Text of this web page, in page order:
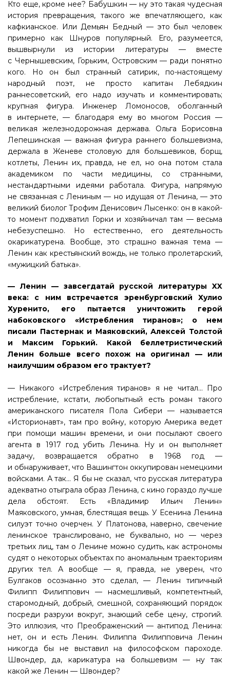
Кто еще, кроме нее? Бабушкин — ну это такая чудесная
история превращения, такого же впечатляющего, как
кафкианское. Или Демьян Бедный — это был человек
примерно как Шнуров популярный. Его, разумеется,
вышвырнули из истории литературы — вместе
с Чернышевским, Горьким, Островским — ради понятно
кого. Но он был странный сатирик, по-настоящему
народный поэт, не просто капитан Лебядкин
раннесоветский, его надо изучать и комментировать;
крупная фигура. Инженер Ломоносов, оболганный
в интернете, — благодаря ему во многом Россия —
великая железнодорожная держава. Ольга Борисовна
Лепешинская — важная фигура раннего большевизма,
держала в Женеве столовую для большевиков, борщ,
котлеты, Ленин их, правда, не ел, но она потом стала
академиком по части медицины, со странными,
нестандартными идеями работала. Фигура, напрямую
не связанная с Лениным — но идущая от Ленина, — это
великий биолог Трофим Денисович Лысенко: он в какой-
то момент подхватил Горки и хозяйничал там — весьма
небезуспешно. Но естественно, его деятельность
окарикатурена. Вообще, это страшно важная тема —
Ленин как крестьянский вождь, не только пролетарский,
«мужицкий батька».
— Ленин — завсегдатай русской литературы XX
века: с ним встречается эренбурговский Хулио
Хуренито, его пытается уничтожить герой
набоковского «Истребления тиранов»; о нем
писали Пастернак и Маяковский, Алексей Толстой
и Максим Горький. Какой беллетристический
Ленин больше всего похож на оригинал — или
наилучшим образом его трактует?
— Никакого «Истребления тиранов» я не читал… Про
истребление, кстати, любопытный есть роман такого
американского писателя Пола Сибери — называется
«Историонавт», там про войну, которую Америка ведет
при помощи машин времени, и они посылают своего
агента в 1917 год убить Ленина. Ну и он выполняет
задачу, возвращается обратно в 1968 год —
и обнаруживает, что Вашингтон оккупирован немецкими
войсками. А так… Я бы не сказал, что русская литература
адекватно отыграла образ Ленина, с кино гораздо лучше
дела обстоят. Есть «Владимир Ильич Ленин»
Маяковского, умная, блестящая вещь. У Есенина Ленина
силуэт точно очерчен. У Платонова, наверно, свечение
ленинское транслировано, не буквально, но — через
третьих лиц, там о Ленине можно судить, как астрономы
судят о некоторых объектах по аномальным траекториям
других тел. А вообще — я, правда, не уверен, что
Булгаков осознанно это сделал, — Ленин типичный
Филипп Филиппович — насмешливый, компетентный,
старомодный, добрый, смешной, сохраняющий порядок
посреди разрухи вокруг, знающий себе цену, строгий.
Это иллюзия, что Преображенский — антипод Ленина:
нет, он и есть Ленин. Филиппа Филипповича Ленин
никогда бы не выставил на философском пароходе.
Швондер, да, карикатура на большевизм — ну так
какой же Ленин — Швондер?